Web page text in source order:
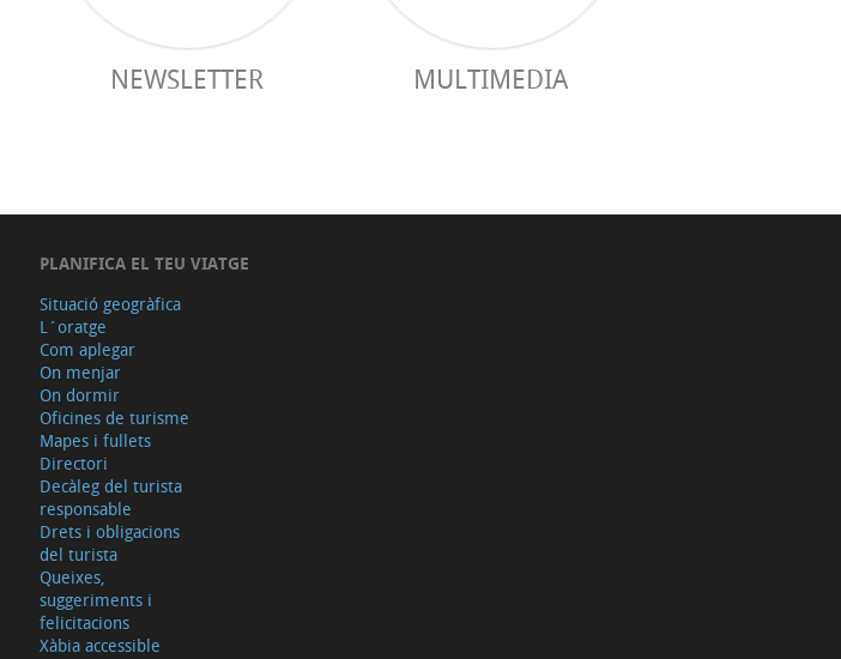
NEWSLETTER MULTIMEDIA
PLANIFICA EL TEU VIATGE
Situació geogràfica
L´oratge
Com aplegar
On menjar
On dormir
Oficines de turisme
Mapes i fullets
Directori
Decàleg del turista
responsable
Drets i obligacions
del turista
Queixes,
suggeriments i
felicitacions
Xàbia accessible